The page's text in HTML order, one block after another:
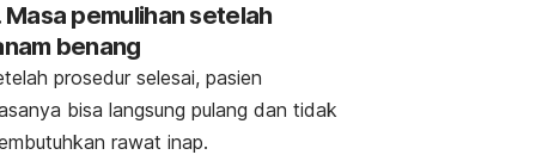
Masa pemulihan setelah
benang
prosedur selesai, pasien
bisa langsung pulang dan tidak
rawat inap.